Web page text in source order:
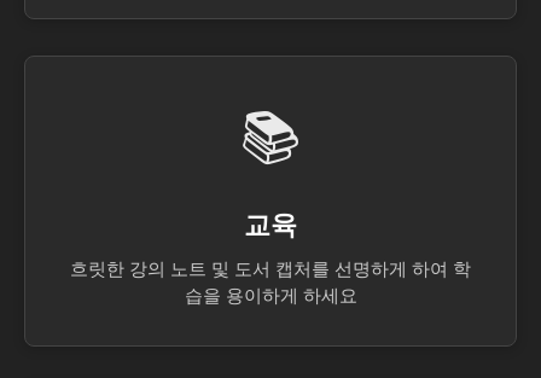
📚
교육
흐릿한 강의 노트 및 도서 캡처를 선명하게 하여 학
습을 용이하게 하세요